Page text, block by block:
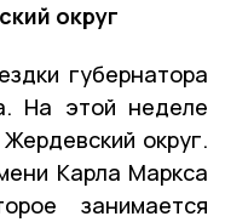
округ
губернатора
На этой неделе
Жердевский округ.
Карла Маркса
занимается